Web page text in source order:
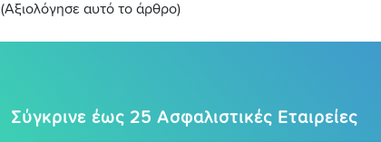
(Αξιολόγησε αυτό το άρθρο)
Σύγκρινε έως 25 Ασφαλιστικές Εταιρείες